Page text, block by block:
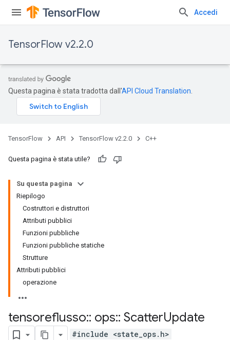
Accedi
TensorFlow v2.2.0
Questa pagina è stata tradotta dall'API Cloud Translation
TensorFlow API TensorFlow v2.2.0 C++
Questa pagina è stata utile?
Su questa pagina
Riepilogo
Costruttori e distruttori
Attributi pubblici
Funzioni pubbliche
Funzioni pubbliche statiche
Strutture
Attributi pubblici
operazione
tensoreflusso:: ops:: ScatterUpdate
#include <state_ops.h>